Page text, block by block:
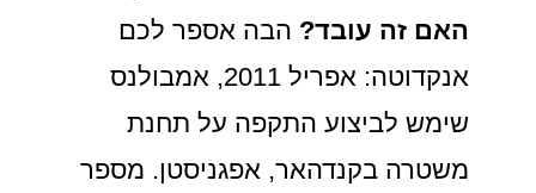
האם זה עובד? הבה אספר לכם
אנקדוטה: אפריל 2011, אמבולנס
שימש לביצוע התקפה על תחנת
משטרה בקנדהאר, אפגניסטן. מספר